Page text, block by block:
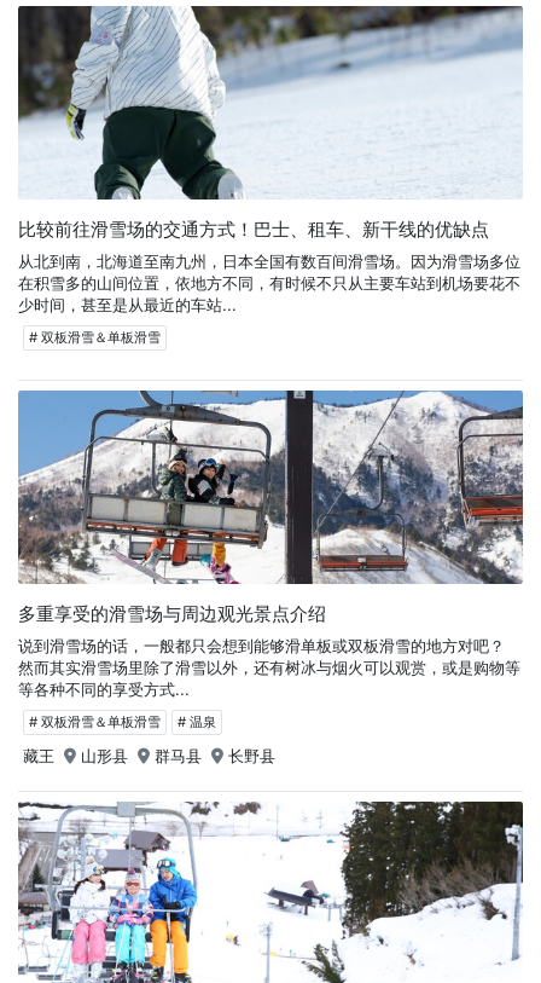
比较前往滑雪场的交通方式！巴士、租车、新干线的优缺点
从北到南，北海道至南九州，日本全国有数百间滑雪场。因为滑雪场多位
在积雪多的山间位置，依地方不同，有时候不只从主要车站到机场要花不
少时间，甚至是从最近的车站...
# 双板滑雪＆单板滑雪
多重享受的滑雪场与周边观光景点介绍
说到滑雪场的话，一般都只会想到能够滑单板或双板滑雪的地方对吧？
然而其实滑雪场里除了滑雪以外，还有树冰与烟火可以观赏，或是购物等
等各种不同的享受方式...
# 双板滑雪＆单板滑雪 # 温泉
藏王 山形县 群马县 长野县